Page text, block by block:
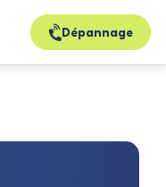
Dépannage